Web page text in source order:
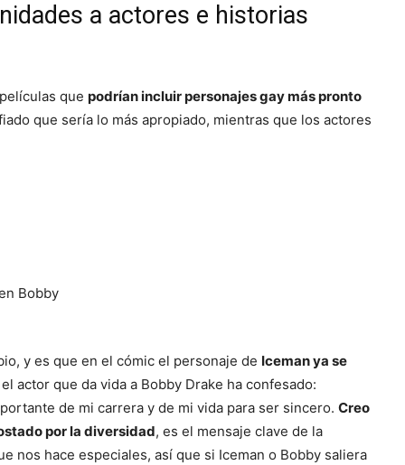
a actores e historias
que podrían incluir personajes gay más pronto
que sería lo más apropiado, mientras que los actores
y es que en el cómic el personaje de Iceman ya se
actor que da vida a Bobby Drake ha confesado:
de mi carrera y de mi vida para ser sincero. Creo
por la diversidad, es el mensaje clave de la
nos hace especiales, así que si Iceman o Bobby saliera